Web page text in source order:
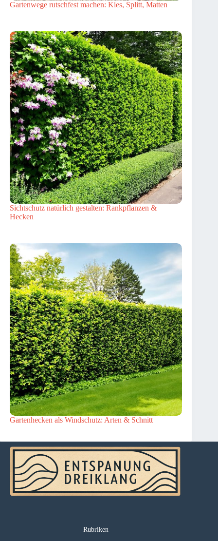
Gartenwege rutschfest machen: Kies, Splitt, Matten
Sichtschutz natürlich gestalten: Rankpflanzen &
Hecken
Gartenhecken als Windschutz: Arten & Schnitt
Rubriken